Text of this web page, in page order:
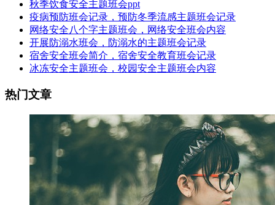
秋季饮食安全主题班会ppt
疫病预防班会记录，预防冬季流感主题班会记录
网络安全八个字主题班会，网络安全班会内容
开展防溺水班会，防溺水的主题班会记录
宿舍安全班会简介，宿舍安全教育班会记录
冰冻安全主题班会，校园安全主题班会内容
热门文章